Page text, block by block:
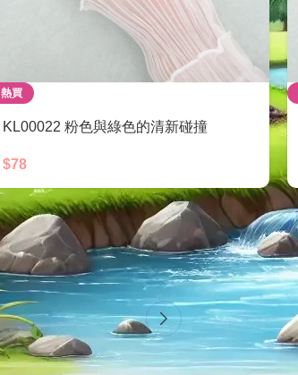
熱買
KL00022 粉色與綠色的清新碰撞
$78